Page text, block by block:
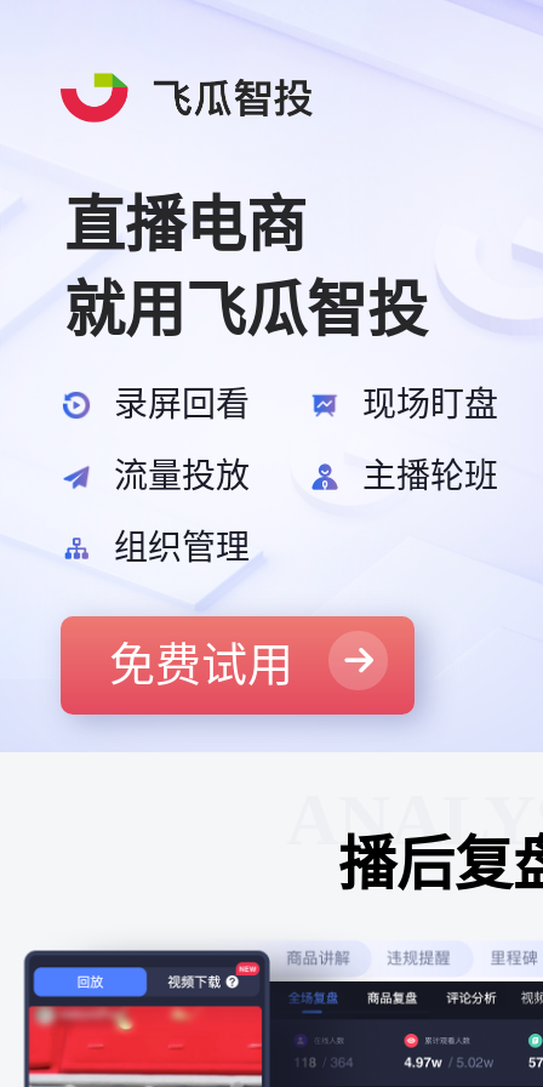
直播电商
就用飞瓜智投
录屏回看
现场盯盘
流量投放
主播轮班
组织管理
免费试用
播后复